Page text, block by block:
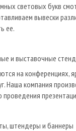
световых букв
вывески
ее.
и выставочные
на конференциях,
Наша компания
штендеры и баннеры